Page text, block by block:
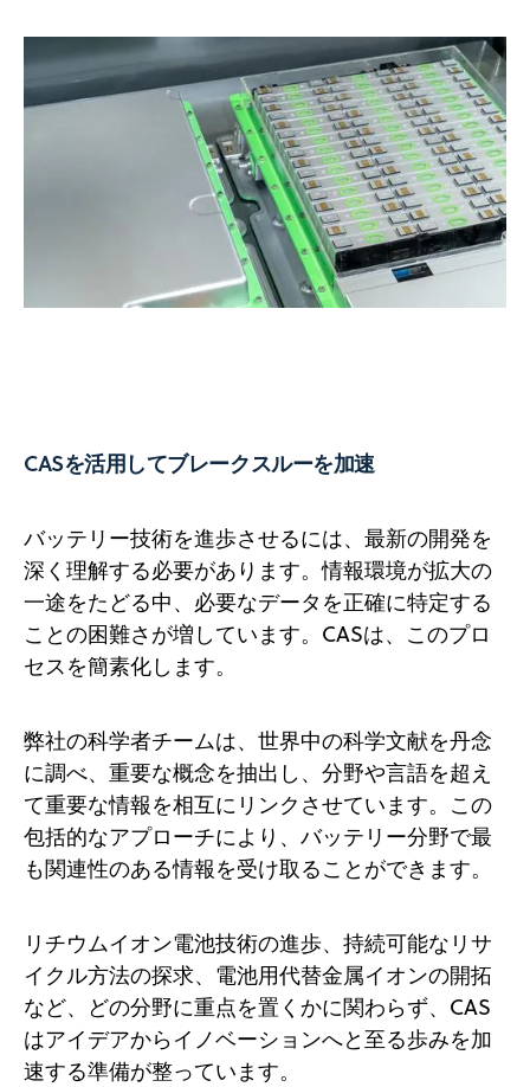
CASを活用してブレークスルーを加速
バッテリー技術を進歩させるには、最新の開発を
深く理解する必要があります。情報環境が拡大の
一途をたどる中、必要なデータを正確に特定する
ことの困難さが増しています。CASは、このプロ
セスを簡素化します。
弊社の科学者チームは、世界中の科学文献を丹念
に調べ、重要な概念を抽出し、分野や言語を超え
て重要な情報を相互にリンクさせています。この
包括的なアプローチにより、バッテリー分野で最
も関連性のある情報を受け取ることができます。
リチウムイオン電池技術の進歩、持続可能なリサ
イクル方法の探求、電池用代替金属イオンの開拓
など、どの分野に重点を置くかに関わらず、CAS
はアイデアからイノベーションへと至る歩みを加
速する準備が整っています。